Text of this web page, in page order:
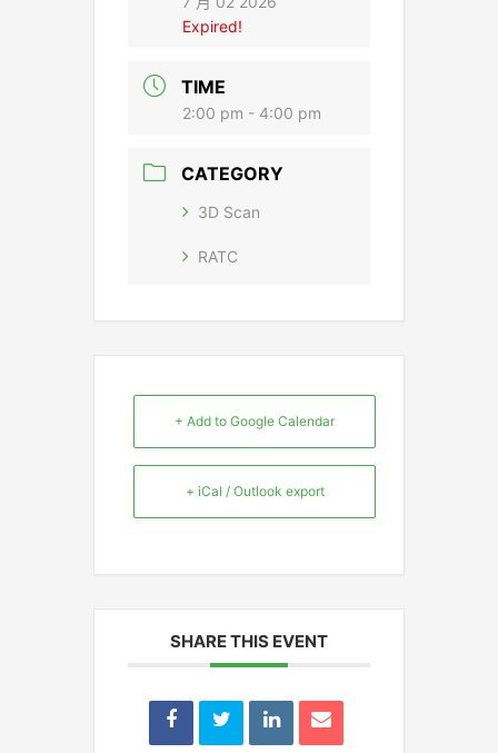
Expired!
TIME
2:00 pm - 4:00 pm
CATEGORY
3D Scan
RATC
+ Add to Google Calendar
+ iCal / Outlook export
SHARE THIS EVENT